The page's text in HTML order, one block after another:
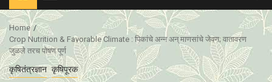
Menu
Home
Crop Nutrition & Favorable Climate : पिकांचे अन्न अन् माणसांचे जेवण; वातावरण
जुळले तरच पोषण पूर्ण
कृषितंत्रज्ञान कृषिपूरक